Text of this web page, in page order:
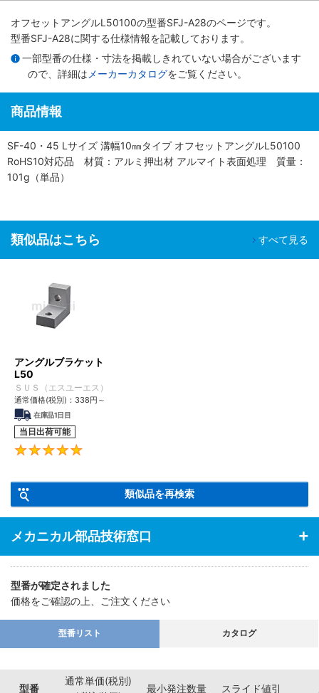
オフセットアングルL50100の型番SFJ-A28のページです。
型番SFJ-A28に関する仕様情報を記載しております。
一部型番の仕様・寸法を掲載しきれていない場合がございます
ので、詳細は メーカーカタログをご覧ください。
商品情報
SF-40・45 Lサイズ 溝幅10㎜タイプ オフセットアングルL50100
RoHS10対応品 材質：アルミ押出材 アルマイト表面処理 質量：
101g（単品）
類似品はこちら すべて見る
アングルブラケット
L50
ＳＵＳ（エスユーエス）
通常価格(税別)： 338円 ～
在庫品1日目
当日出荷可能
類似品を再検索
メカニカル部品技術窓口
型番が確定されました
価格をご確認の上、ご注文ください
型番リスト カタログ
型番
通常単価(税別)
最小発注数量 スライド値引